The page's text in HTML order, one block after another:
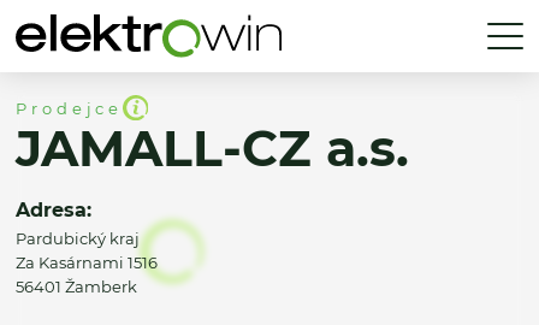
Prodejce
JAMALL-CZ a.s.
Adresa:
Pardubický kraj
Za Kasárnami 1516
56401 Žamberk